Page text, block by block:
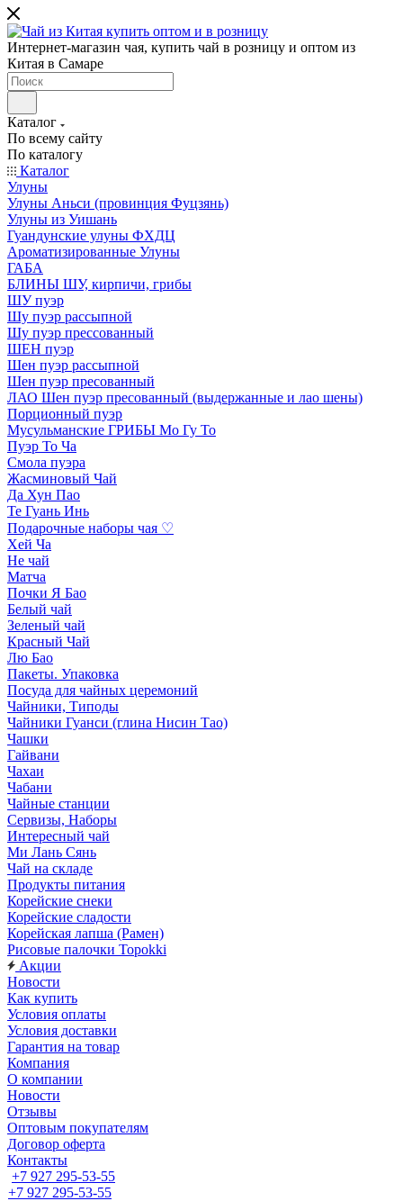
Интернет-магазин чая, купить чай в розницу и оптом из
Китая в Самаре
Каталог
По всему сайту
По каталогу
Каталог
Улуны
Улуны Аньси (провинция Фуцзянь)
Улуны из Уишань
Гуандунские улуны ФХДЦ
Ароматизированные Улуны
ГАБА
БЛИНЫ ШУ, кирпичи, грибы
ШУ пуэр
Шу пуэр рассыпной
Шу пуэр прессованный
ШЕН пуэр
Шен пуэр рассыпной
Шен пуэр пресованный
ЛАО Шен пуэр пресованный (выдержанные и лао шены)
Порционный пуэр
Мусульманские ГРИБЫ Мо Гу То
Пуэр То Ча
Смола пуэра
Жасминовый Чай
Да Хун Пао
Те Гуань Инь
Подарочные наборы чая ♡
Хей Ча
Не чай
Матча
Почки Я Бао
Белый чай
Зеленый чай
Красный Чай
Лю Бао
Пакеты. Упаковка
Посуда для чайных церемоний
Чайники, Типоды
Чайники Гуанси (глина Нисин Тао)
Чашки
Гайвани
Чахаи
Чабани
Чайные станции
Сервизы, Наборы
Интересный чай
Ми Лань Сянь
Чай на складе
Продукты питания
Корейские снеки
Корейские сладости
Корейская лапша (Рамен)
Рисовые палочки Topokki
Акции
Новости
Как купить
Условия оплаты
Условия доставки
Гарантия на товар
Компания
О компании
Новости
Отзывы
Оптовым покупателям
Договор оферта
Контакты
+7 927 295-53-55
+7 927 295-53-55